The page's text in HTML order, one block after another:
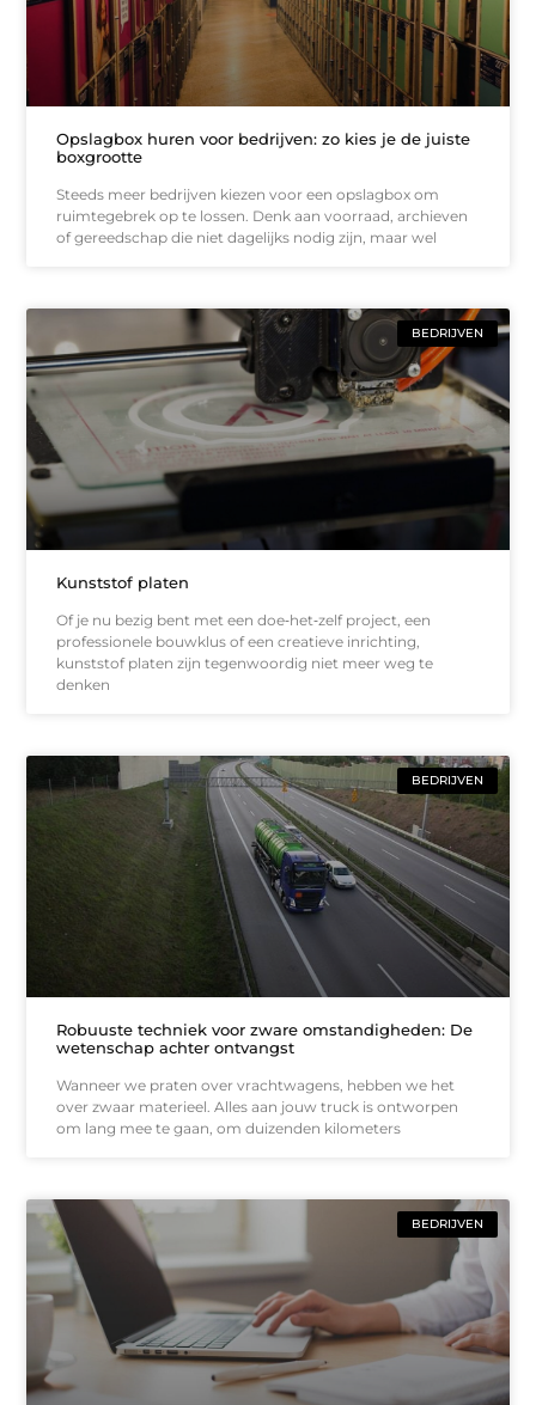
Opslagbox huren voor bedrijven: zo kies je de juiste
boxgrootte
Steeds meer bedrijven kiezen voor een opslagbox om
ruimtegebrek op te lossen. Denk aan voorraad, archieven
of gereedschap die niet dagelijks nodig zijn, maar wel
BEDRIJVEN
Kunststof platen
Of je nu bezig bent met een doe‑het‑zelf project, een
professionele bouwklus of een creatieve inrichting,
kunststof platen zijn tegenwoordig niet meer weg te
denken
BEDRIJVEN
Robuuste techniek voor zware omstandigheden: De
wetenschap achter ontvangst
Wanneer we praten over vrachtwagens, hebben we het
over zwaar materieel. Alles aan jouw truck is ontworpen
om lang mee te gaan, om duizenden kilometers
BEDRIJVEN